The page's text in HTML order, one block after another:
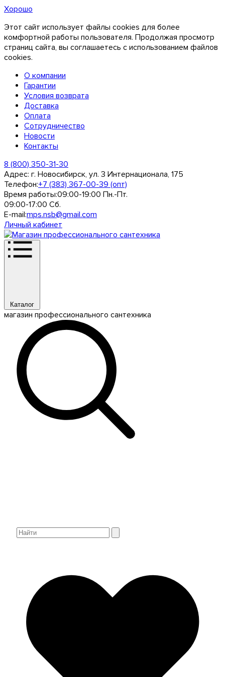
Хорошо
Этот сайт использует файлы cookies для более
комфортной работы пользователя. Продолжая просмотр
страниц сайта, вы соглашаетесь с использованием файлов
cookies.
О компании
Гарантии
Условия возврата
Доставка
Оплата
Сотрудничество
Новости
Контакты
8 (800) 350-31-30
Адрес: г. Новосибирск, ул. 3 Интернационала, 175
Телефон:+7 (383) 367-00-39 (опт)
Время работы:09:00-19:00 Пн.-Пт.
09:00-17:00 Сб.
E-mail:mps.nsb@gmail.com
Личный кабинет
Каталог
магазин профессионального сантехника